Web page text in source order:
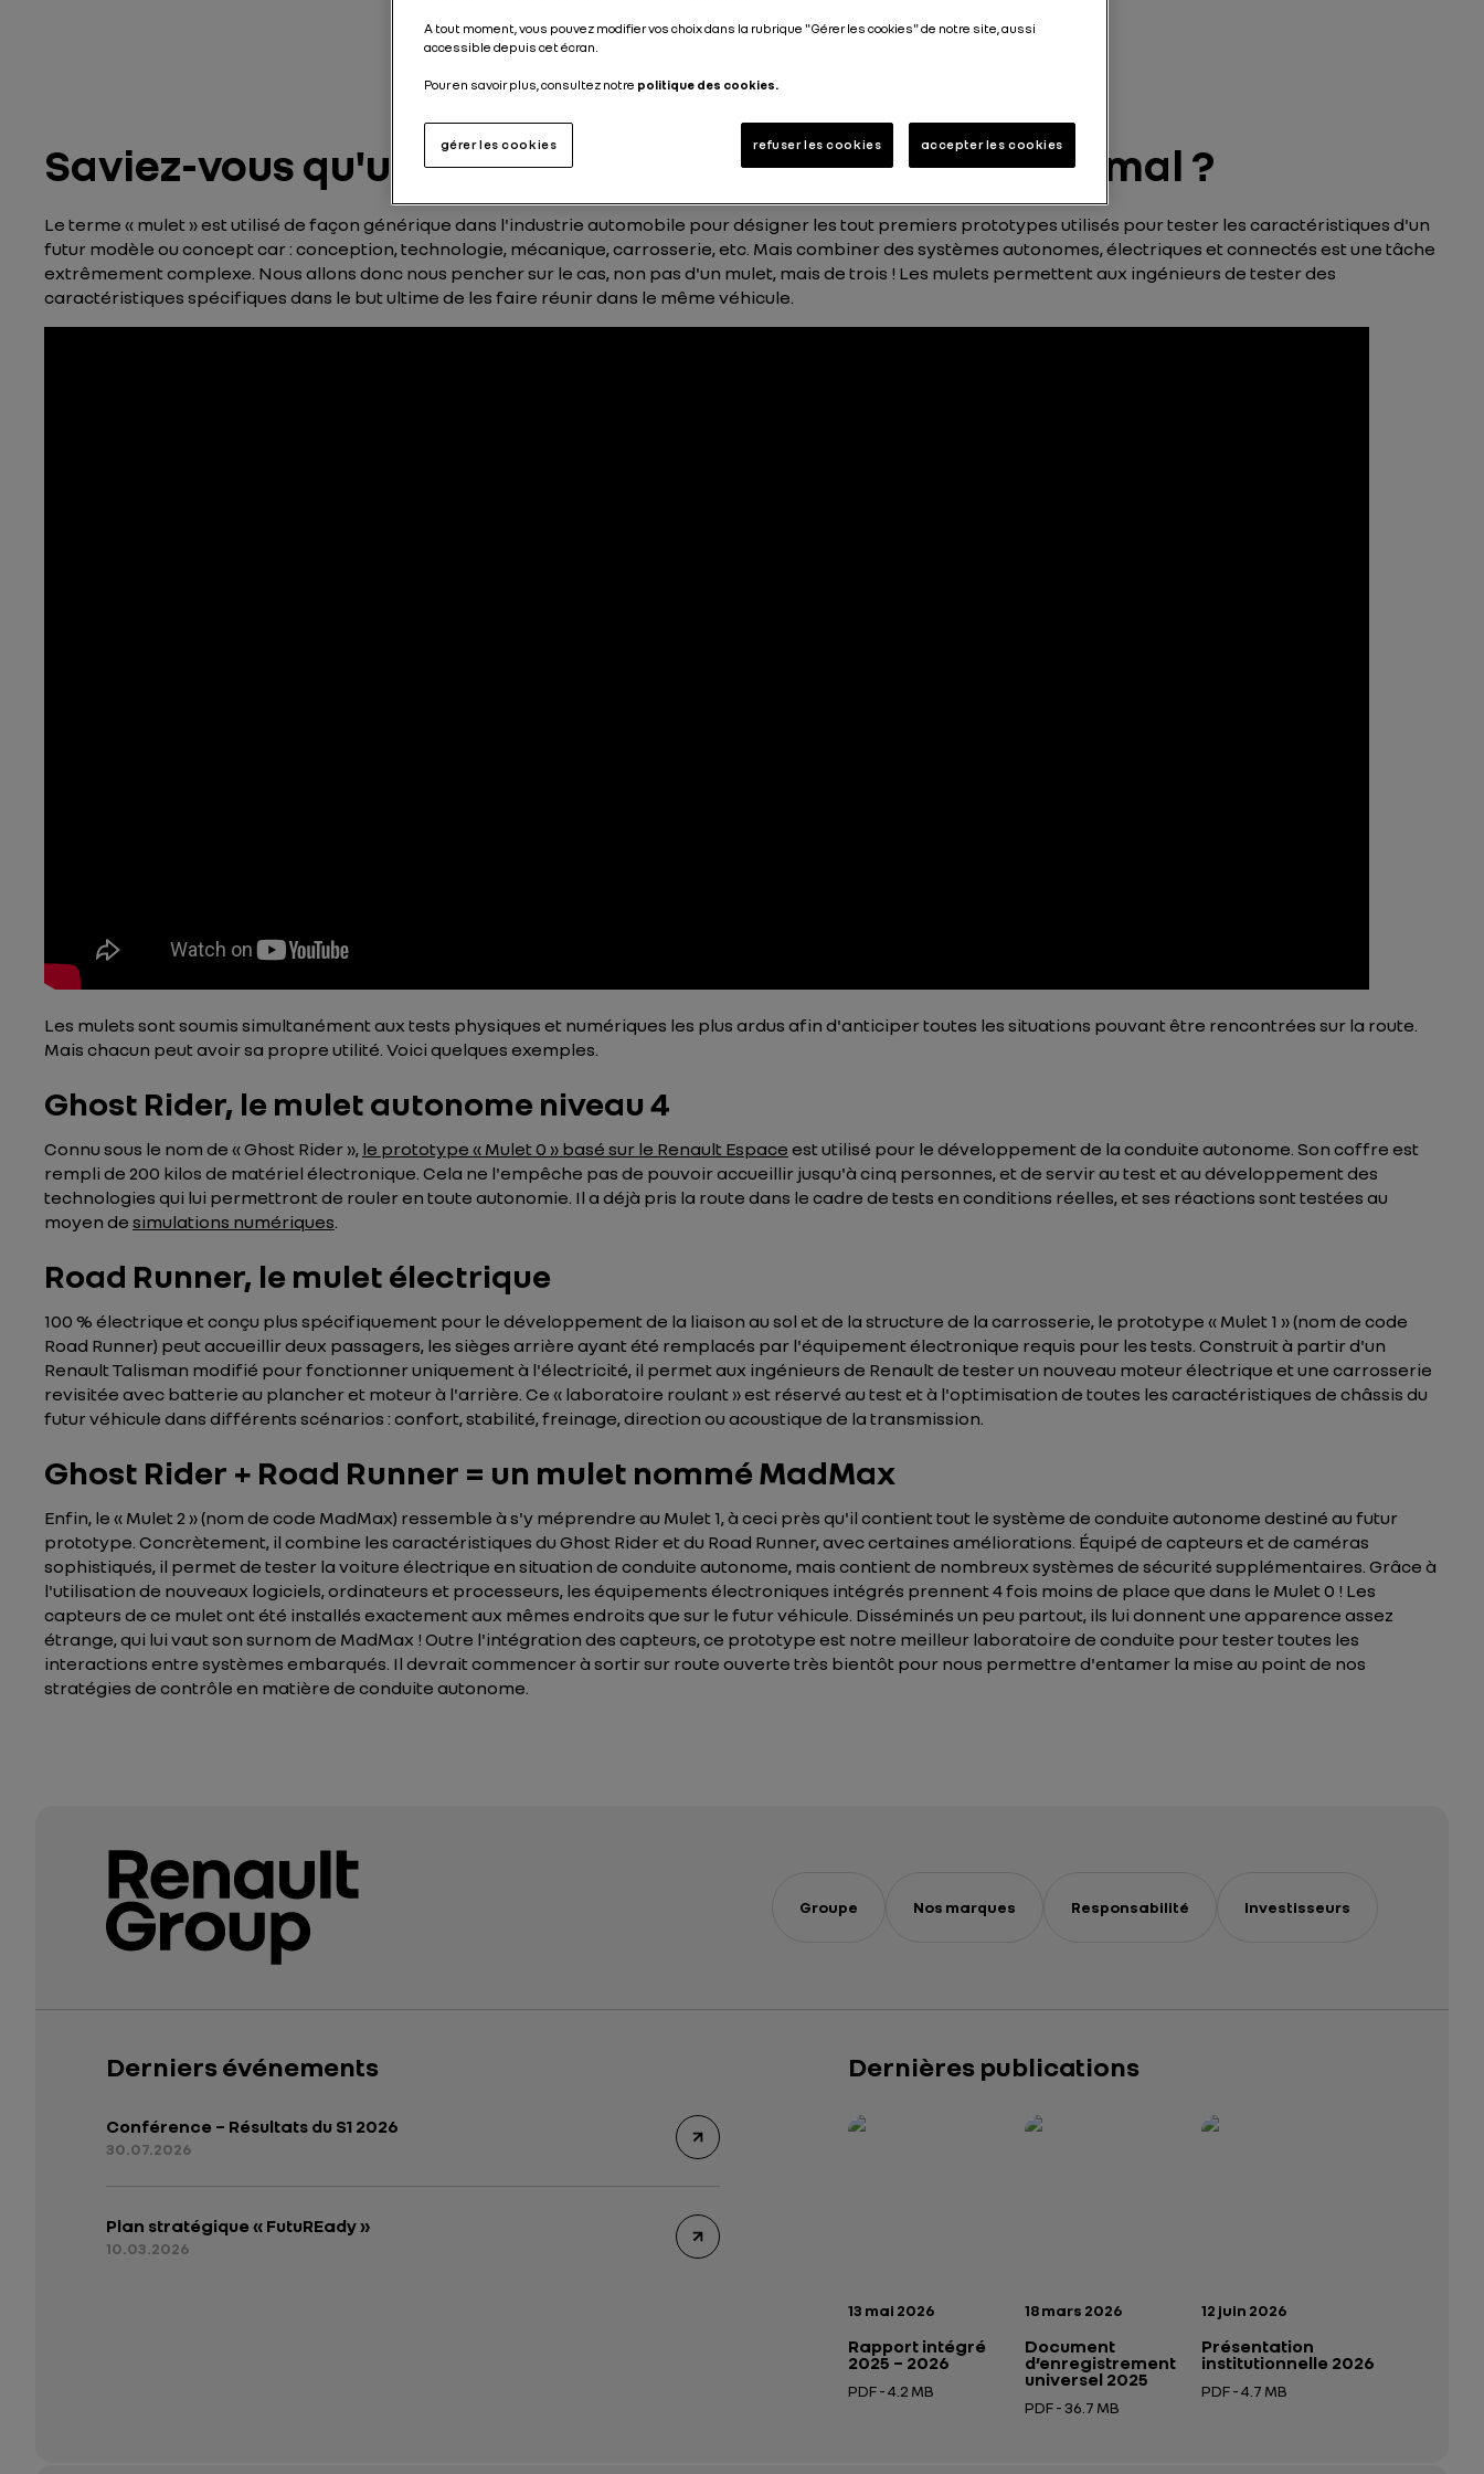
Publié le 11.07.2017
Saviez-vous qu'un mulet n'est pas seulement un animal ?
Le terme « mulet » est utilisé de façon générique dans l'industrie automobile pour désigner les tout premiers prototypes utilisés pour tester les caractéristiques d'un
futur modèle ou concept car : conception, technologie, mécanique, carrosserie, etc. Mais combiner des systèmes autonomes, électriques et connectés est une tâche
extrêmement complexe. Nous allons donc nous pencher sur le cas, non pas d'un mulet, mais de trois ! Les mulets permettent aux ingénieurs de tester des
caractéristiques spécifiques dans le but ultime de les faire réunir dans le même véhicule.
Les mulets sont soumis simultanément aux tests physiques et numériques les plus ardus afin d'anticiper toutes les situations pouvant être rencontrées sur la route.
Mais chacun peut avoir sa propre utilité. Voici quelques exemples.
Ghost Rider, le mulet autonome niveau 4
Connu sous le nom de « Ghost Rider », le prototype « Mulet 0 » basé sur le Renault Espace est utilisé pour le développement de la conduite autonome. Son coffre est
rempli de 200 kilos de matériel électronique. Cela ne l'empêche pas de pouvoir accueillir jusqu'à cinq personnes, et de servir au test et au développement des
technologies qui lui permettront de rouler en toute autonomie. Il a déjà pris la route dans le cadre de tests en conditions réelles, et ses réactions sont testées au
moyen de simulations numériques.
Road Runner, le mulet électrique
100 % électrique et conçu plus spécifiquement pour le développement de la liaison au sol et de la structure de la carrosserie, le prototype « Mulet 1 » (nom de code
Road Runner) peut accueillir deux passagers, les sièges arrière ayant été remplacés par l'équipement électronique requis pour les tests. Construit à partir d'un
Renault Talisman modifié pour fonctionner uniquement à l'électricité, il permet aux ingénieurs de Renault de tester un nouveau moteur électrique et une carrosserie
revisitée avec batterie au plancher et moteur à l'arrière. Ce « laboratoire roulant » est réservé au test et à l'optimisation de toutes les caractéristiques de châssis du
futur véhicule dans différents scénarios : confort, stabilité, freinage, direction ou acoustique de la transmission.
Ghost Rider + Road Runner = un mulet nommé MadMax
Enfin, le « Mulet 2 » (nom de code MadMax) ressemble à s'y méprendre au Mulet 1, à ceci près qu'il contient tout le système de conduite autonome destiné au futur
prototype. Concrètement, il combine les caractéristiques du Ghost Rider et du Road Runner, avec certaines améliorations. Équipé de capteurs et de caméras
sophistiqués, il permet de tester la voiture électrique en situation de conduite autonome, mais contient de nombreux systèmes de sécurité supplémentaires. Grâce à
l'utilisation de nouveaux logiciels, ordinateurs et processeurs, les équipements électroniques intégrés prennent 4 fois moins de place que dans le Mulet 0 ! Les
capteurs de ce mulet ont été installés exactement aux mêmes endroits que sur le futur véhicule. Disséminés un peu partout, ils lui donnent une apparence assez
étrange, qui lui vaut son surnom de MadMax ! Outre l'intégration des capteurs, ce prototype est notre meilleur laboratoire de conduite pour tester toutes les
interactions entre systèmes embarqués. Il devrait commencer à sortir sur route ouverte très bientôt pour nous permettre d'entamer la mise au point de nos
stratégies de contrôle en matière de conduite autonome.
Groupe Nos marques Responsabilité Investisseurs
Derniers événements
Conférence – Résultats du S1 2026
30.07.2026
Plan stratégique « FutuREady »
10.03.2026
Dernières publications
Date de publication:
13 mai 2026
Rapport intégré
2025 – 2026
PDF - 4.2 MB
Ouverture dans un nouvel onglet
Rapport intégré 2025 – 2026 — données structurées (JSON)
Date de publication:
18 mars 2026
Document
d’enregistrement
universel 2025
PDF - 36.7 MB
Date de publication:
12 juin 2026
Présentation
institutionnelle 2026
PDF - 4.7 MB
Présentation institutionnelle 2026 — données structurées (JSON)
A tout moment, vous pouvez modifier vos choix dans la rubrique "Gérer les cookies" de notre site, aussi
accessible depuis cet écran.
Pour en savoir plus, consultez notre politique des cookies.
gérer les cookies refuser les cookies accepter les cookies